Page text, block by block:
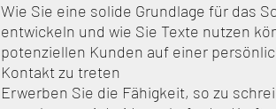
Wie Sie eine solide Grundlage für das
entwickeln und wie Sie Texte nutzen
potenziellen Kunden auf einer
Kontakt zu treten
Erwerben Sie die Fähigkeit, so zu